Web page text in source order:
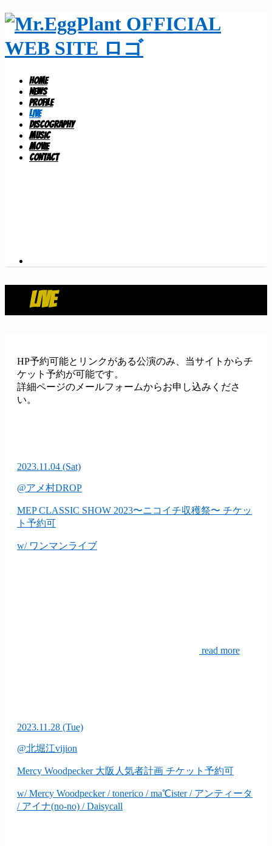
HOME
NEWS
PROFILE
LIVE
DISCOGRAPHY
MUSIC
MOVIE
CONTACT
LIVE
HP予約可能とリンクがある公演のみ、当サイトからチ
ケット予約が可能です。
詳細ページのメールフォームからお申し込みくださ
い。
2023.11.04 (Sat)
@アメ村DROP
MEP CLASSIC SHOW 2023〜ニコイチ収穫祭〜 チケッ
ト予約可
w/ ワンマンライブ
read more
2023.11.28 (Tue)
@北堀江vijion
Mercy Woodpecker 大阪人気者計画 チケット予約可
w/ Mercy Woodpecker / tonerico / ma℃ister / アンティータ
/ アイナ(no-no) / Daisycall